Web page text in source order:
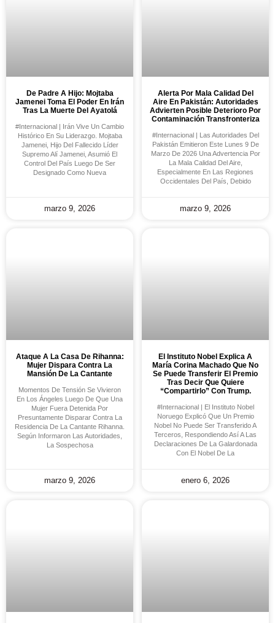
De Padre A Hijo: Mojtaba
Jamenei Toma El Poder En Irán
Tras La Muerte Del Ayatolá
#Internacional | Irán Vive Un Cambio
Histórico En Su Liderazgo. Mojtaba
Jamenei, Hijo Del Fallecido Líder
Supremo Alí Jamenei, Asumió El
Control Del País Luego De Ser
Designado Como Nueva
marzo 9, 2026
Alerta Por Mala Calidad Del
Aire En Pakistán: Autoridades
Advierten Posible Deterioro Por
Contaminación Transfronteriza
#Internacional | Las Autoridades Del
Pakistán Emitieron Este Lunes 9 De
Marzo De 2026 Una Advertencia Por
La Mala Calidad Del Aire,
Especialmente En Las Regiones
Occidentales Del País, Debido
marzo 9, 2026
Ataque A La Casa De Rihanna:
Mujer Dispara Contra La
Mansión De La Cantante
Momentos De Tensión Se Vivieron
En Los Ángeles Luego De Que Una
Mujer Fuera Detenida Por
Presuntamente Disparar Contra La
Residencia De La Cantante Rihanna.
Según Informaron Las Autoridades,
La Sospechosa
marzo 9, 2026
El Instituto Nobel Explica A
María Corina Machado Que No
Se Puede Transferir El Premio
Tras Decir Que Quiere
“compartirlo” Con Trump.
#Internacional | El Instituto Nobel
Noruego Explicó Que Un Premio
Nobel No Puede Ser Transferido A
Terceros, Respondiendo Así A Las
Declaraciones De La Galardonada
Con El Nobel De La
enero 6, 2026